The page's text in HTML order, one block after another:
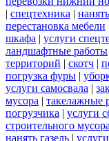
| спецтехника |
перестановка мебели
шкафа | услуги
ландшафтные работы
территорий | скотч |
погрузка фуры |
услуги самосвала |
мусора | такелажные
погрузчика | услуги
строительного мусора
нанять газель |